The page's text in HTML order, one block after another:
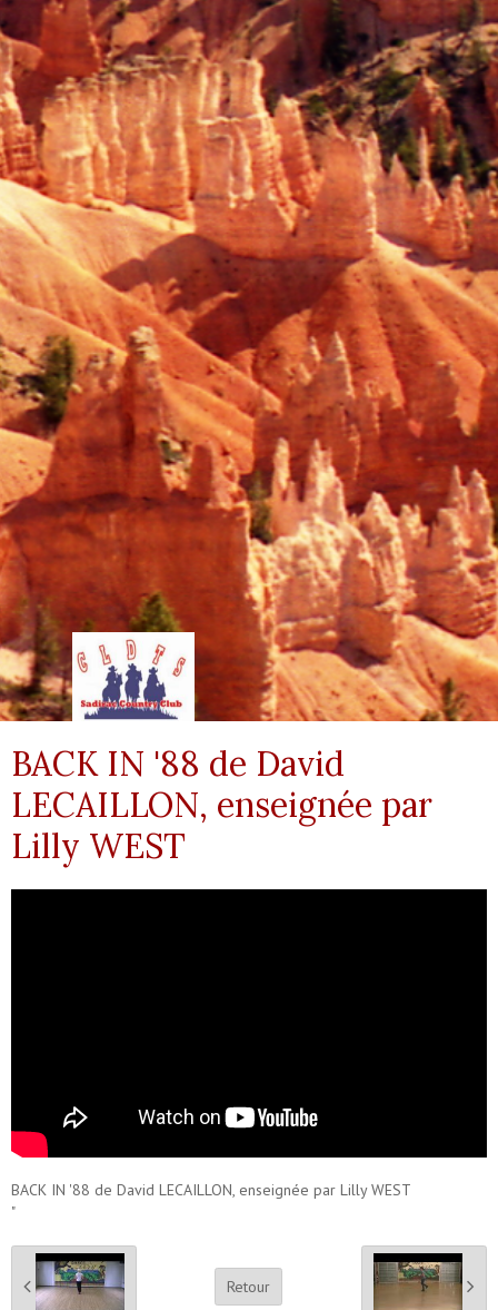
BACK IN '88 de David
LECAILLON, enseignée par
Lilly WEST
BACK IN '88 de David LECAILLON, enseignée par Lilly WEST
"
Retour